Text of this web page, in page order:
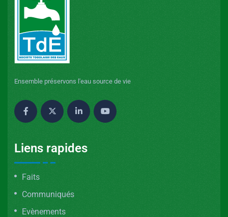
Ensemble préservons l'eau source de vie
Liens rapides
Faits
Communiqués
Evènements